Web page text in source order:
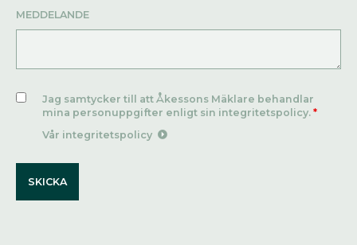
MEDDELANDE
Jag samtycker till att Åkessons Mäklare behandlar
mina personuppgifter enligt sin integritetspolicy. *
Vår integritetspolicy